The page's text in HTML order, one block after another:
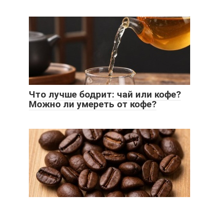
Что лучше бодрит: чай или кофе?
Можно ли умереть от кофе?